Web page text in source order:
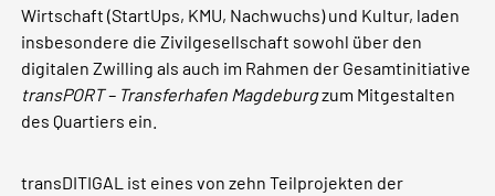
Wirtschaft (StartUps, KMU, Nachwuchs) und Kultur, laden
insbesondere die Zivilgesellschaft sowohl über den
digitalen Zwilling als auch im Rahmen der Gesamtinitiative
transPORT – Transferhafen Magdeburgzum Mitgestalten
des Quartiers ein.
transDITIGAL ist eines von zehn Teilprojekten der